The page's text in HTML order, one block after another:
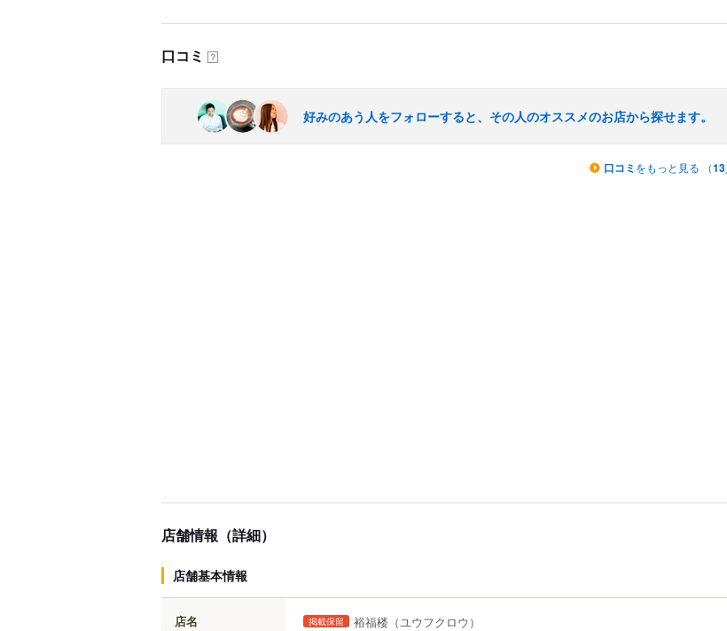
口コミ ？
好みのあう人をフォローすると、その人のオススメのお店から探せます。
口コミ をもっと見る （13
店舗情報（詳細）
店舗基本情報
店名 掲載保留 裕福楼 （ユウフクロウ）